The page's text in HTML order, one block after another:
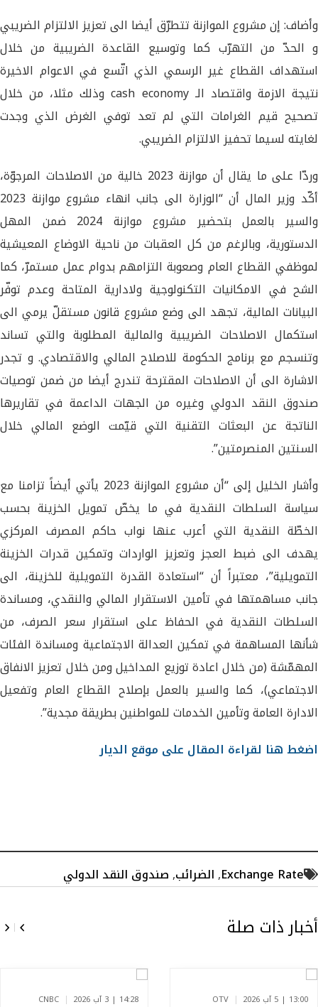
وأضاف: إن مشروع الموازنة تتطرّق أيضا الى تعزيز الالتزام الضريبي
و الحدّ من التهرّب كما وتوسيع القاعدة الضريبية من خلال
استهداف القطاع غير الرسمي الذي اتّسع في الاعوام الاخيرة
نتيجة الازمة واقتصاد الـ cash economy وذلك مثلا، من خلال
تصحيح قيم الغرامات التي لم تعد توفي الغرض الذي وجدت
لغايته لسيما تحفيز الالتزام الضريبي.
وردّا على ما يقال أن موازنة 2023 خالية من الاصلاحات المرجوّة،
أكّد وزير المال أن “الوزارة الى جانب انهاء مشروع موازنة 2023
والسير بالعمل بتحضير مشروع موازنة 2024 ضمن المهل
الدستورية، وبالرغم من كل العقبات من ناحية الاوضاع المعيشية
لموظفي القطاع العام وصعوبة التزامهم بدوام عمل مستمرّ، كما
الشح في الامكانيات التكنولوجية ولادارية المتاحة وعدم توفّر
البيانات المالية، تجهد الى وضع مشروع قانون مستقلّ يرمي الى
استكمال الاصلاحات الضريبية والمالية المطلوبة والتي تساند
وتنسجم مع برنامج الحكومة للاصلاح المالي والاقتصادي. و تجدر
الاشارة الى أن الاصلاحات المقترحة تندرج أيضا من ضمن توصيات
صندوق النقد الدولي وغيره من الجهات الداعمة في تقاريرها
الناتجة عن البعثات التقنية التي قيّمت الوضع المالي خلال
السنتين المنصرمتين”.
وأشار الخليل إلى “أن مشروع الموازنة 2023 يأتي أيضاً تزامنا مع
سياسة السلطات النقدية في ما يخصّ تمويل الخزينة بحسب
الخطّة النقدية التي أعرب عنها نواب حاكم المصرف المركزي
يهدف الى ضبط العجز وتعزيز الواردات وتمكين قدرات الخزينة
التمويلية”، معتبراً أن “استعادة القدرة التمويلية للخزينة، الى
جانب مساهمتها في تأمين الاستقرار المالي والنقدي، ومساندة
السلطات النقدية في الحفاظ على استقرار سعر الصرف، من
شأنها المساهمة في تمكين العدالة الاجتماعية ومساندة الفئات
المهمّشة (من خلال اعادة توزيع المداخيل ومن خلال تعزيز الانفاق
الاجتماعي)، كما والسير بالعمل بإصلاح القطاع العام وتفعيل
الادارة العامة وتأمين الخدمات للمواطنين بطريقة مجدية”.
اضغط هنا لقراءة المقال على موقع الديار
Exchange Rate
,الضرائب,صندوق النقد الدولي
أخبار ذات صلة
13:00 | 5 آب 2026 OTV 14:28 | 3 آب 2026 CNBC